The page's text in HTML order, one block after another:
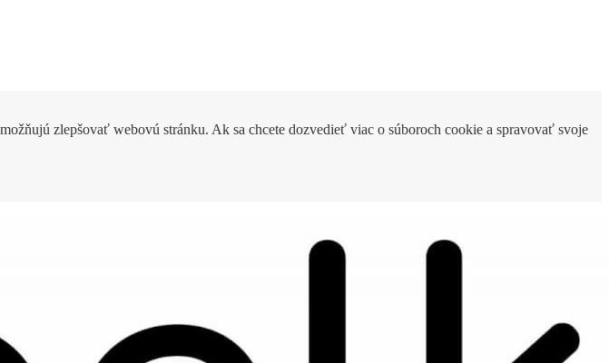
zlepšovať webovú stránku. Ak sa chcete dozvedieť viac o súboroch cookie a spravovať svoje